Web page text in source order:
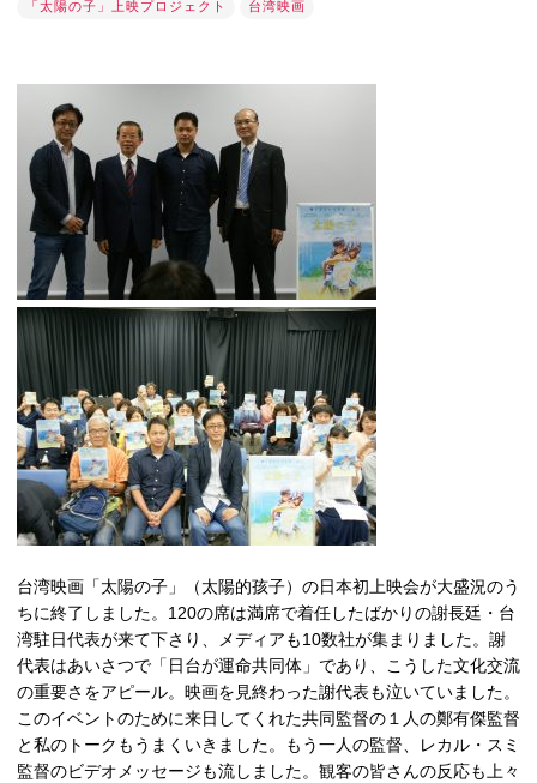
「太陽の子」上映プロジェクト 台湾映画
台湾映画「太陽の子」（太陽的孩子）の日本初上映会が大盛況のう
ちに終了しました。120の席は満席で着任したばかりの謝長廷・台
湾駐日代表が来て下さり、メディアも10数社が集まりました。謝
代表はあいさつで「日台が運命共同体」であり、こうした文化交流
の重要さをアピール。映画を見終わった謝代表も泣いていました。
このイベントのために来日してくれた共同監督の１人の鄭有傑監督
と私のトークもうまくいきました。もう一人の監督、レカル・スミ
監督のビデオメッセージも流しました。観客の皆さんの反応も上々